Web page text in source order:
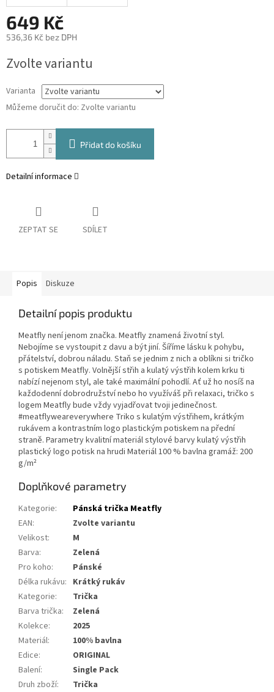
649 Kč
536,36 Kč bez DPH
cena:
Zvolte variantu
Varianta
Můžeme doručit do: Zvolte variantu
Přidat do košíku
Detailní informace
ZEPTAT SE SDÍLET
Popis Diskuze
Detailní popis produktu
Meatfly není jenom značka. Meatfly znamená životní styl.
Nebojíme se vystoupit z davu a být jiní. Šíříme lásku k pohybu,
přátelství, dobrou náladu. Staň se jednim z nich a oblíkni si tričko
s potiskem Meatfly. Volnější střih a kulatý výstřih kolem krku ti
nabízí nejenom styl, ale také maximální pohodlí. Ať už ho nosíš na
každodenní dobrodružství nebo ho využíváš při relaxaci, tričko s
logem Meatfly bude vždy vyjadřovat tvoji jedinečnost.
#meatflyweareverywhere Triko s kulatým výstřihem, krátkým
rukávem a kontrastním logo plastickým potiskem na přední
straně. Parametry kvalitní materiál stylové barvy kulatý výstřih
plastický logo potisk na hrudi Materiál 100 % bavlna gramáž: 200
g/m²
Doplňkové parametry
Kategorie:
Pánská trička Meatfly
EAN:
Zvolte variantu
Velikost:
M
Barva:
Zelená
Pro koho:
Pánské
Délka rukávu: Krátký rukáv
Kategorie:
Trička
Barva trička:
Zelená
Kolekce:
2025
Materiál:
100% bavlna
Edice:
ORIGINAL
Balení:
Single Pack
Druh zboží:
Trička